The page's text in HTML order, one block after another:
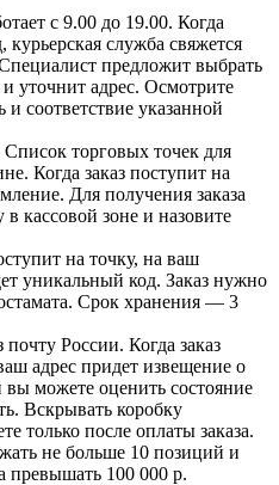
с 9.00 до 19.00. Когда
курьерская служба свяжется
предложит выбрать
уточнит адрес. Осмотрите
и соответствие указанной
торговых точек для
Когда заказ поступит на
Для получения заказа
в кассовой зоне и назовите
на точку, на ваш
уникальный код. Заказ нужно
Срок хранения — 3
почту России. Когда заказ
адрес придет извещение о
можете оценить состояние
Вскрывать коробку
только после оплаты заказа.
не больше 10 позиций и
превышать 100 000 р.